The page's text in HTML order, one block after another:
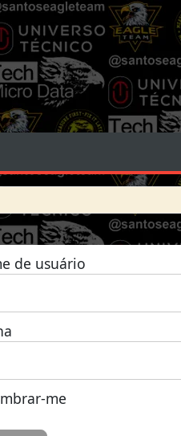
de usuário
me